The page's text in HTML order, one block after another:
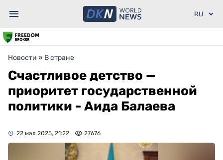
Новости » В стране
Счастливое детство —
приоритет государственной
политики - Аида Балаева
22 мая 2025, 21:22 27676